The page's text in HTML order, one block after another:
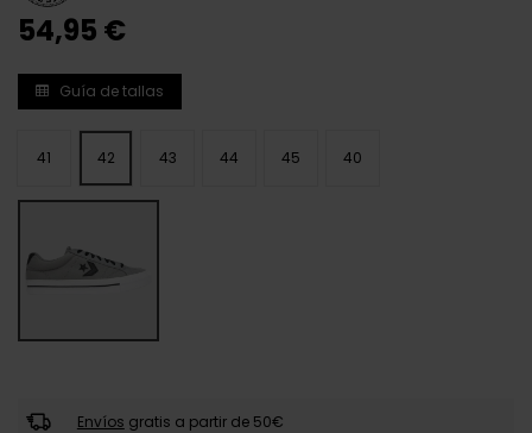
54,95 €
Guía de tallas
41 42 43 44 45 40
Envíos gratis a partir de 50€